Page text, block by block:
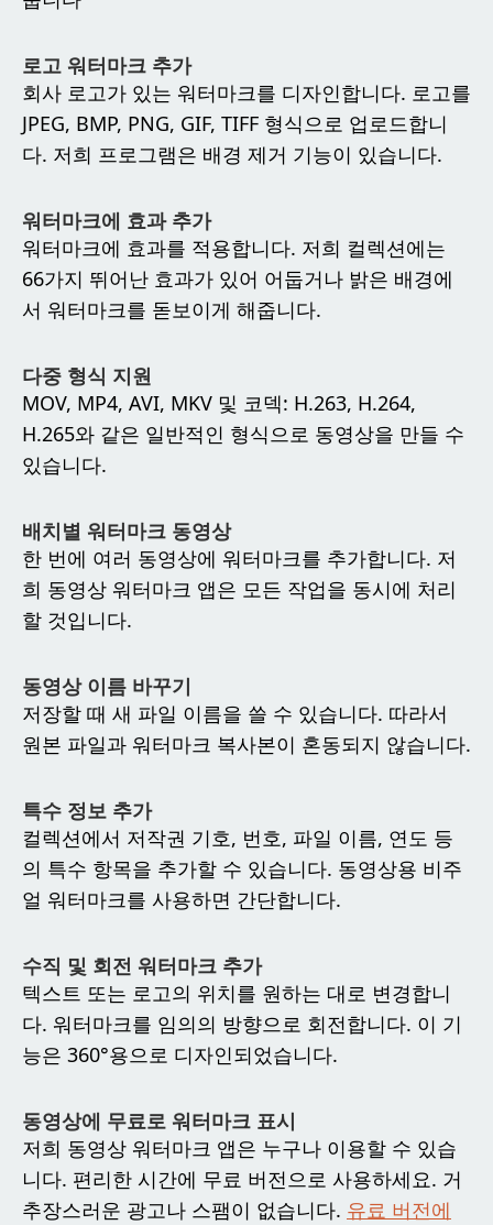
로고 워터마크 추가
회사 로고가 있는 워터마크를 디자인합니다. 로고를
JPEG, BMP, PNG, GIF, TIFF 형식으로 업로드합니
다. 저희 프로그램은 배경 제거 기능이 있습니다.
워터마크에 효과 추가
워터마크에 효과를 적용합니다. 저희 컬렉션에는
66가지 뛰어난 효과가 있어 어둡거나 밝은 배경에
서 워터마크를 돋보이게 해줍니다.
다중 형식 지원
MOV, MP4, AVI, MKV 및 코덱: H.263, H.264,
H.265와 같은 일반적인 형식으로 동영상을 만들 수
있습니다.
배치별 워터마크 동영상
한 번에 여러 동영상에 워터마크를 추가합니다. 저
희 동영상 워터마크 앱은 모든 작업을 동시에 처리
할 것입니다.
동영상 이름 바꾸기
저장할 때 새 파일 이름을 쓸 수 있습니다. 따라서
원본 파일과 워터마크 복사본이 혼동되지 않습니다.
특수 정보 추가
컬렉션에서 저작권 기호, 번호, 파일 이름, 연도 등
의 특수 항목을 추가할 수 있습니다. 동영상용 비주
얼 워터마크를 사용하면 간단합니다.
수직 및 회전 워터마크 추가
텍스트 또는 로고의 위치를 원하는 대로 변경합니
다. 워터마크를 임의의 방향으로 회전합니다. 이 기
능은 360°용으로 디자인되었습니다.
동영상에 무료로 워터마크 표시
저희 동영상 워터마크 앱은 누구나 이용할 수 있습
니다. 편리한 시간에 무료 버전으로 사용하세요. 거
추장스러운 광고나 스팸이 없습니다. 유료 버전에